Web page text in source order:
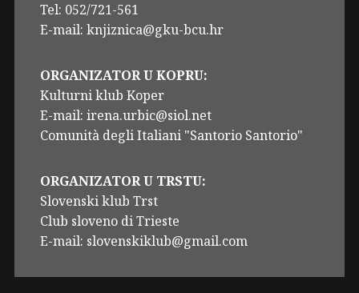
Tel: 052/721-561
E-mail: knjiznica@gku-bcu.hr
ORGANIZATOR U KOPRU:
Kulturni klub Koper
E-mail: irena.urbic@siol.net
Comunità degli Italiani "Santorio Santorio"
ORGANIZATOR U TRSTU:
Slovenski klub Trst
Club sloveno di Trieste
E-mail: slovenskiklub@gmail.com